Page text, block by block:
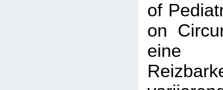
of
on
eine